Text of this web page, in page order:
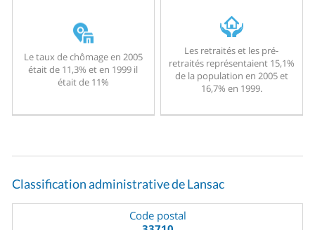
Le taux de chômage en 2005
était de 11,3% et en 1999 il
était de 11%
Les retraités et les pré-
retraités représentaient 15,1%
de la population en 2005 et
16,7% en 1999.
Classification administrative de Lansac
Code postal